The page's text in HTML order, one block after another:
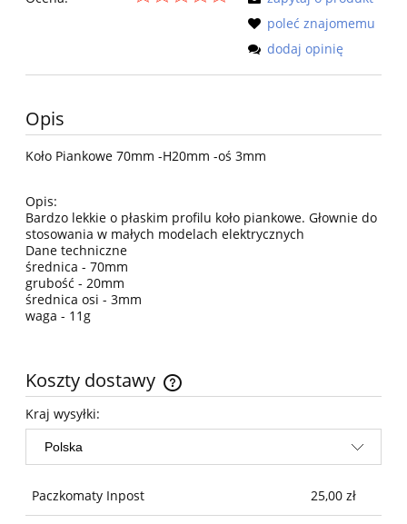
poleć znajomemu
dodaj opinię
Opis
Koło Piankowe 70mm -H20mm -oś 3mm
Opis:
Bardzo lekkie o płaskim profilu koło piankowe. Głownie do
stosowania w małych modelach elektrycznych
Dane techniczne
średnica - 70mm
grubość - 20mm
średnica osi - 3mm
waga - 11g
Koszty dostawy
Cena nie zawiera ewentualnych kosztów płatności
Kraj wysyłki:
Paczkomaty Inpost 25,00 zł